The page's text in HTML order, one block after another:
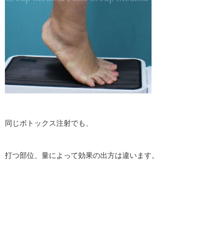
同じボトックス注射でも、
打つ部位、量によって効果の出方は違います。